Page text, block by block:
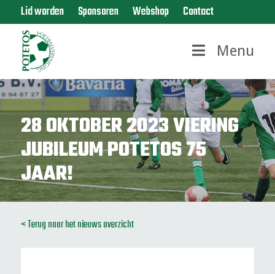
Lid worden Sponsoren Webshop Contact
Menu
28 OKTOBER 2023 VIERING
JUBILEUM POTETOS 75
JAAR!
< Terug naar het nieuws overzicht